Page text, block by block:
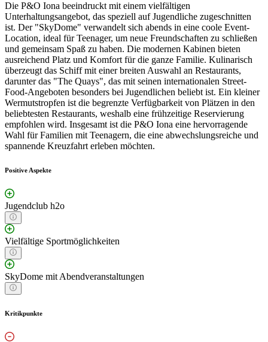
Die P&O Iona beeindruckt mit einem vielfältigen
Unterhaltungsangebot, das speziell auf Jugendliche zugeschnitten
ist. Der "SkyDome" verwandelt sich abends in eine coole Event-
Location, ideal für Teenager, um neue Freundschaften zu schließen
und gemeinsam Spaß zu haben. Die modernen Kabinen bieten
ausreichend Platz und Komfort für die ganze Familie. Kulinarisch
überzeugt das Schiff mit einer breiten Auswahl an Restaurants,
darunter das "The Quays", das mit seinen internationalen Street-
Food-Angeboten besonders bei Jugendlichen beliebt ist. Ein kleiner
Wermutstropfen ist die begrenzte Verfügbarkeit von Plätzen in den
beliebtesten Restaurants, weshalb eine frühzeitige Reservierung
empfohlen wird. Insgesamt ist die P&O Iona eine hervorragende
Wahl für Familien mit Teenagern, die eine abwechslungsreiche und
spannende Kreuzfahrt erleben möchten.
Positive Aspekte
Jugendclub h2o
Vielfältige Sportmöglichkeiten
SkyDome mit Abendveranstaltungen
Kritikpunkte